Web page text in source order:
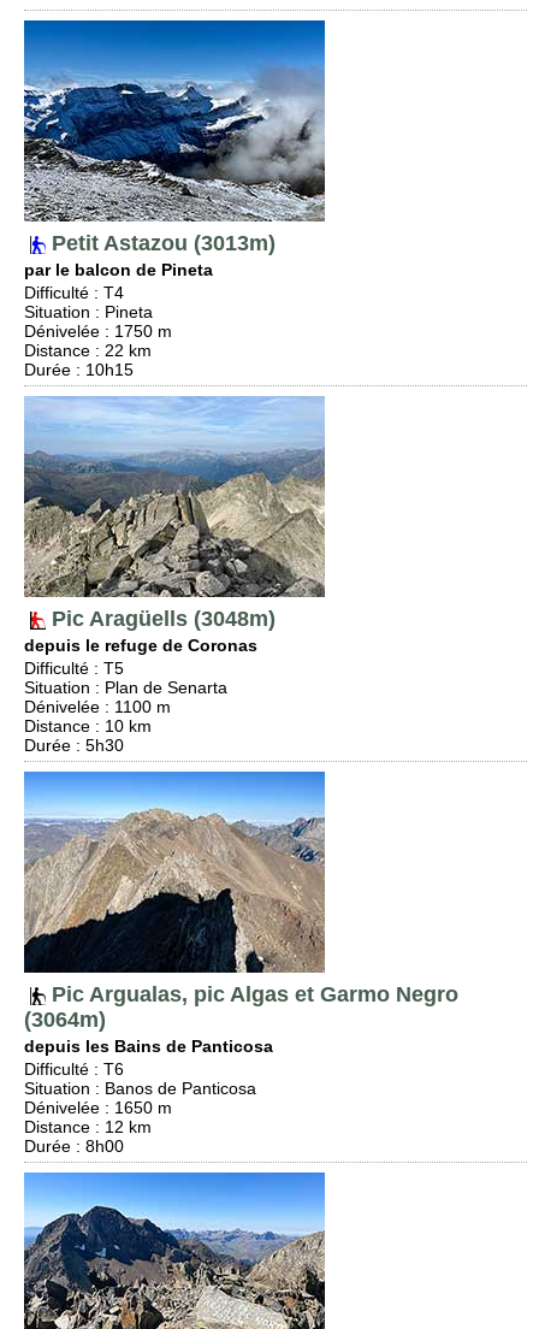
Petit Astazou (3013m)
par le balcon de Pineta
Difficulté : T4
Situation : Pineta
Dénivelée : 1750 m
Distance : 22 km
Durée : 10h15
Pic Aragüells (3048m)
depuis le refuge de Coronas
Difficulté : T5
Situation : Plan de Senarta
Dénivelée : 1100 m
Distance : 10 km
Durée : 5h30
Pic Argualas, pic Algas et Garmo Negro
(3064m)
depuis les Bains de Panticosa
Difficulté : T6
Situation : Banos de Panticosa
Dénivelée : 1650 m
Distance : 12 km
Durée : 8h00